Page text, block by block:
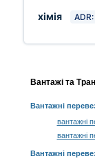
хімія
Вантажі та
Вантажні
вантажні
вантажні
Вантажні